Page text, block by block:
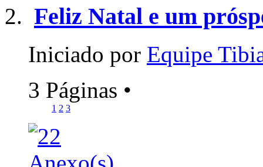
Feliz Natal e um
Iniciado por Equipe
3 Páginas •
1 2 3